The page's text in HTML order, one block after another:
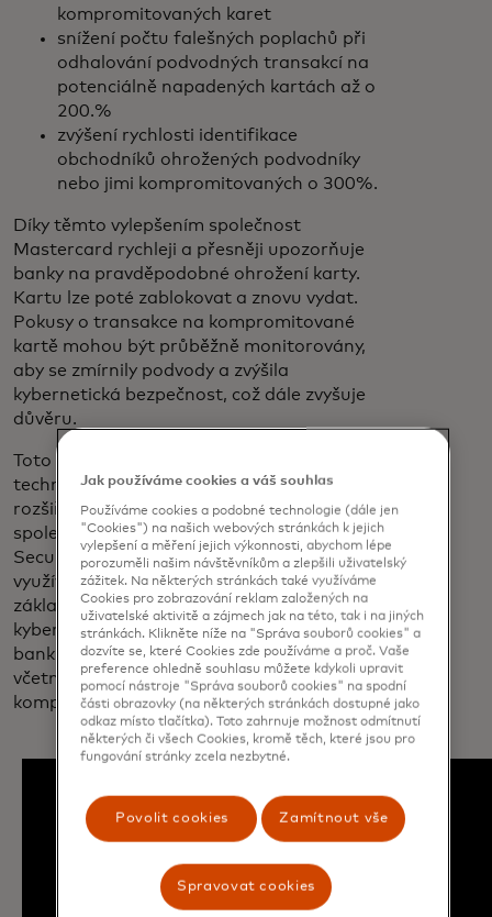
kompromitovaných karet
snížení počtu falešných poplachů při
odhalování podvodných transakcí na
potenciálně napadených kartách až o
200.%
zvýšení rychlosti identifikace
obchodníků ohrožených podvodníky
nebo jimi kompromitovaných o 300%.
Díky těmto vylepšením společnost
Mastercard rychleji a přesněji upozorňuje
banky na pravděpodobné ohrožení karty.
Kartu lze poté zablokovat a znovu vydat.
Pokusy o transakce na kompromitované
kartě mohou být průběžně monitorovány,
aby se zmírnily podvody a zvýšila
kybernetická bezpečnost, což dále zvyšuje
důvěru.
Toto nejnovější vylepšení, využívající špičkové
techniky generativní umělé inteligence,
rozšiřuje sadu bezpečnostních řešení
společnosti Mastercard. Služba Cyber
Secure, která je k dispozici od roku 2020,
využívá integrovanou technologii k vytvoření
základny transparentních informací o
kybernetické bezpečnosti v online profilech
bank a obchodníků v platebním ekosystému,
včetně podrobností o podezřelých
kompromitovaných kartách.
Jak používáme cookies a váš souhlas
Používáme cookies a podobné technologie (dále jen
"Cookies") na našich webových stránkách k jejich
vylepšení a měření jejich výkonnosti, abychom lépe
porozuměli našim návštěvníkům a zlepšili uživatelský
zážitek. Na některých stránkách také využíváme
Cookies pro zobrazování reklam založených na
uživatelské aktivitě a zájmech jak na této, tak i na jiných
stránkách. Klikněte níže na "Správa souborů cookies" a
dozvíte se, které Cookies zde používáme a proč. Vaše
preference ohledně souhlasu můžete kdykoli upravit
pomocí nástroje "Správa souborů cookies" na spodní
části obrazovky (na některých stránkách dostupné jako
odkaz místo tlačítka). Toto zahrnuje možnost odmítnutí
některých či všech Cookies, kromě těch, které jsou pro
fungování stránky zcela nezbytné.
Povolit cookies Zamítnout vše
Spravovat cookies